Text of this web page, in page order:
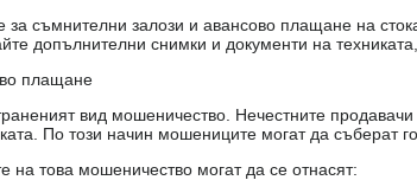
за съмнителни залози и авансово плащане на
допълнителни снимки и документи на
плащане
вид мошеничество. Нечестните
По този начин мошениците могат да съберат
на това мошеничество могат да се отнасят: